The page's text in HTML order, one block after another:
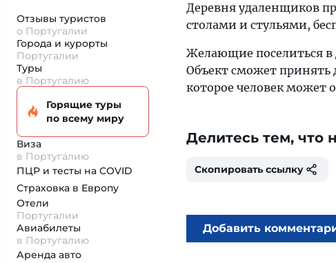
Отзывы туристов
о Португалии
Города и курорты
Португалии
Туры
в Португалию
Горящие туры
по всему миру
Виза
в Португалию
ПЦР и тесты на COVID
Страховка в Европу
Отели
Португалии
Авиабилеты
в Португалию
Аренда авто
Деревня удаленщиков
столами и стульями,
Желающие поселиться в
Объект сможет принять
которое человек может
Делитесь тем, что
Скопировать ссылку
Добавить